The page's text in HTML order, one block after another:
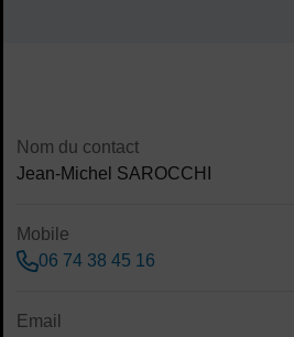
Contenu de la fiche
Nom du contact
Jean-Michel SAROCCHI
Mobile
06 74 38 45 16
Email